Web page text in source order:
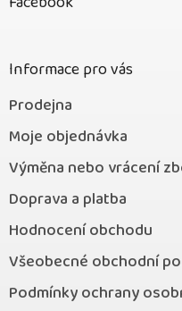
Informace pro vás
Prodejna
Moje objednávka
Výměna nebo vrácení
Doprava a platba
Hodnocení obchodu
Všeobecné obchodní
Podmínky ochrany